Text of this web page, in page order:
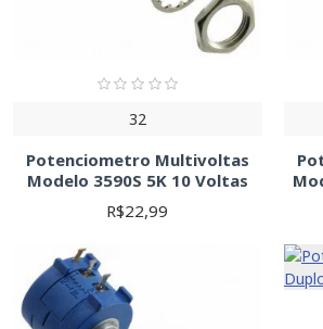
Ajustes de brilho em displays
Circuitos de controle de velocidade
Ajustes de ganho em amplificadores
Dicas importantes:Antes de comprar,
necessidades.
32
Potenciometro Multivoltas
Modelo 3590S 5K 10 Voltas
R$22,99